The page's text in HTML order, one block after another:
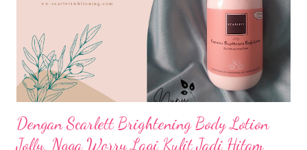
Dengan Scarlett Brightening Body Lotion
Jolly, Ngga Worry Lagi Kulit Jadi Hitam